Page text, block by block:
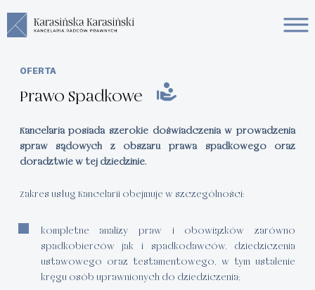
OFERTA
Prawo Spadkowe
Kancelaria posiada szerokie doświadczenia w prowadzenia
spraw sądowych z obszaru prawa spadkowego oraz
doradztwie w tej dziedzinie.
Zakres usług Kancelarii obejmuje w szczególności:
kompletne analizy praw i obowiązków zarówno
spadkobierców jak i spadkodawców, dziedziczenia
ustawowego oraz testamentowego, w tym ustalenie
kręgu osób uprawnionych do dziedziczenia;